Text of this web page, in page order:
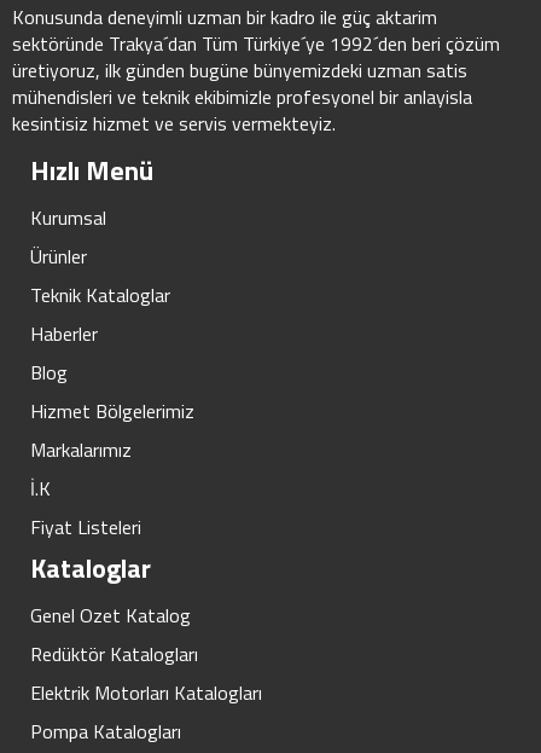
Konusunda deneyimli uzman bir kadro ile güç aktarim
sektöründe Trakya´dan Tüm Türkiye´ye 1992´den beri çözüm
üretiyoruz, ilk günden bugüne bünyemizdeki uzman satis
mühendisleri ve teknik ekibimizle profesyonel bir anlayisla
kesintisiz hizmet ve servis vermekteyiz.
Hızlı Menü
Kurumsal
Ürünler
Teknik Kataloglar
Haberler
Blog
Hizmet Bölgelerimiz
Markalarımız
İ.K
Fiyat Listeleri
Kataloglar
Genel Ozet Katalog
Redüktör Katalogları
Elektrik Motorları Katalogları
Pompa Katalogları